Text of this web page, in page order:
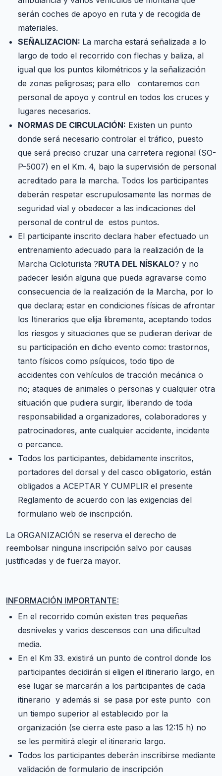
serán coches de apoyo en ruta y de recogida de
materiales.
SEÑALIZACION: La marcha estará señalizada a lo
largo de todo el recorrido con flechas y baliza, al
igual que los puntos kilométricos y la señalización
de zonas peligrosas; para ello contaremos con
personal de apoyo y contrul en todos los cruces y
lugares necesarios.
NORMAS DE CIRCULACIÓN: Existen un punto
donde será necesario controlar el tráfico, puesto
que será preciso cruzar una carretera regional (SO-
P-5007) en el Km. 4, bajo la supervisión de personal
acreditado para la marcha. Todos los participantes
deberán respetar escrupulosamente las normas de
seguridad vial y obedecer a las indicaciones del
personal de contrul de estos puntos.
El participante inscrito declara haber efectuado un
entrenamiento adecuado para la realización de la
Marcha Cicloturista ?RUTA DEL NÍSKALO? y no
padecer lesión alguna que pueda agravarse como
consecuencia de la realización de la Marcha, por lo
que declara; estar en condiciones físicas de afrontar
los Itinerarios que elija libremente, aceptando todos
los riesgos y situaciones que se pudieran derivar de
su participación en dicho evento como: trastornos,
tanto físicos como psíquicos, todo tipo de
accidentes con vehículos de tracción mecánica o
no; ataques de animales o personas y cualquier otra
situación que pudiera surgir, liberando de toda
responsabilidad a organizadores, colaboradores y
patrocinadores, ante cualquier accidente, incidente
o percance.
Todos los participantes, debidamente inscritos,
portadores del dorsal y del casco obligatorio, están
obligados a ACEPTAR Y CUMPLIR el presente
Reglamento de acuerdo con las exigencias del
formulario web de inscripción.
La ORGANIZACIÓN se reserva el derecho de
reembolsar ninguna inscripción salvo por causas
justificadas y de fuerza mayor.
INFORMACIÓN IMPORTANTE:
En el recorrido común existen tres pequeñas
desniveles y varios descensos con una dificultad
media.
En el Km 33. existirá un punto de control donde los
participantes decidirán si eligen el itinerario largo, en
ese lugar se marcarán a los participantes de cada
itinerario y además si se pasa por este punto con
un tiempo superior al establecido por la
organización (se cierra este paso a las 12:15 h) no
se les permitirá elegir el itinerario largo.
Todos los participantes deberán inscribirse mediante
validación de formulario de inscripción